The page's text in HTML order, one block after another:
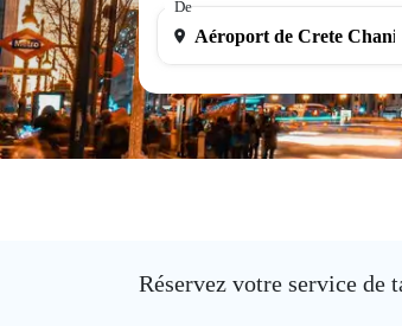
De
Réservez votre service de